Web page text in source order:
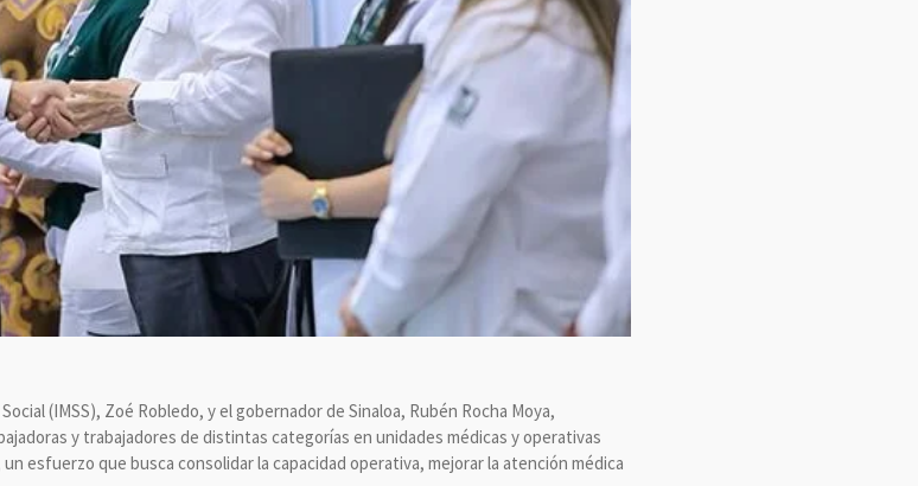
(IMSS), Zoé Robledo, y el gobernador de Sinaloa, Rubén Rocha Moya,
y trabajadores de distintas categorías en unidades médicas y operativas
esfuerzo que busca consolidar la capacidad operativa, mejorar la atención médica